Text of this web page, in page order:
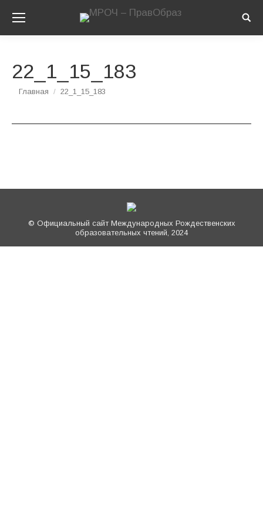
22_1_15_183
Вы здесь:
Главная 22_1_15_183
© Официальный сайт Международных Рождественских
образовательных чтений, 2024